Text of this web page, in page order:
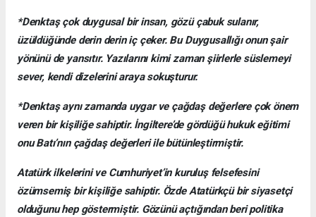
*Denktaş çok duygusal bir insan, gözü çabuk sulanır,
üzüldüğünde derin derin iç çeker. Bu Duygusallığı onun şair
yönünü de yansıtır. Yazılarını kimi zaman şiirlerle süslemeyi
sever, kendi dizelerini araya sokuşturur.
*Denktaş aynı zamanda uygar ve çağdaş değerlere çok önem
veren bir kişiliğe sahiptir. İngiltere’de gördüğü hukuk eğitimi
onu Batı’nın çağdaş değerleri ile bütünleştirmiştir.
Atatürk ilkelerini ve Cumhuriyet’in kuruluş felsefesini
özümsemiş bir kişiliğe sahiptir. Özde Atatürkçü bir siyasetçi
olduğunu hep göstermiştir. Gözünü açtığından beri politika